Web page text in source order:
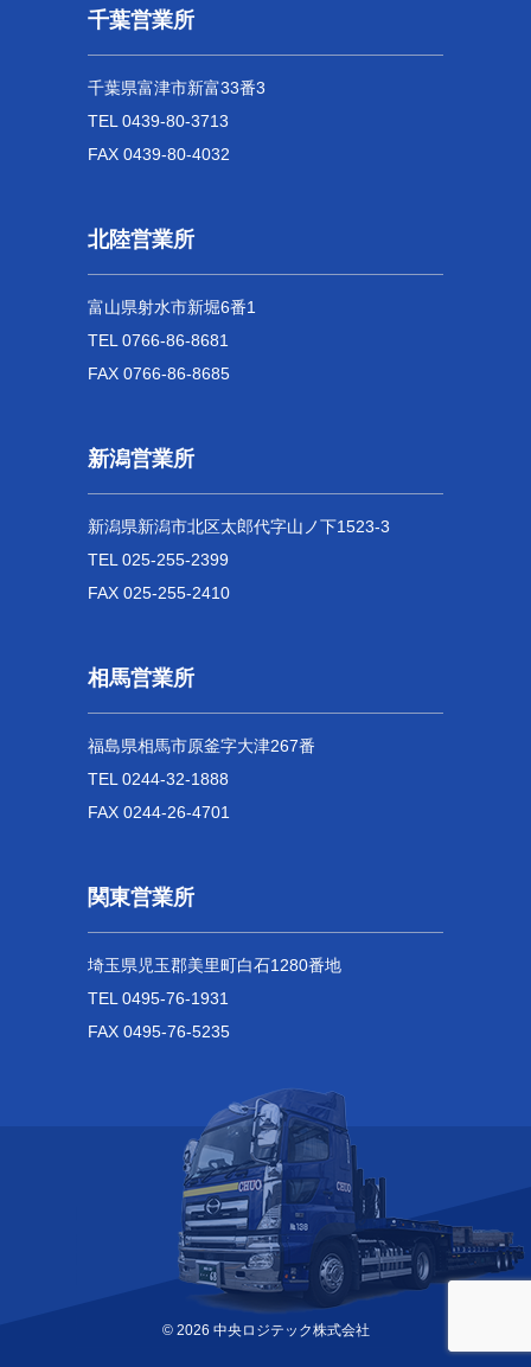
千葉営業所
千葉県富津市新富33番3
TEL 0439-80-3713
FAX 0439-80-4032
北陸営業所
富山県射水市新堀6番1
TEL 0766-86-8681
FAX 0766-86-8685
新潟営業所
新潟県新潟市北区太郎代字山ノ下1523-3
TEL 025-255-2399
FAX 025-255-2410
相馬営業所
福島県相馬市原釜字大津267番
TEL 0244-32-1888
FAX 0244-26-4701
関東営業所
埼玉県児玉郡美里町白石1280番地
TEL 0495-76-1931
FAX 0495-76-5235
© 2026 中央ロジテック株式会社